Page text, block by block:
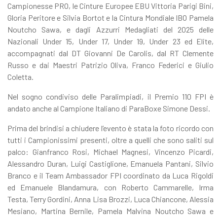
Campionesse PRO, le Cinture Europee EBU Vittoria Parigi Bini,
Gloria Peritore e Silvia Bortot e la Cintura Mondiale IBO Pamela
Noutcho Sawa, e dagli Azzurri Medagliati del 2025 delle
Nazionali Under 15, Under 17, Under 19, Under 23 ed Elite,
accompagnati dal DT Giovanni De Carolis, dal RT Clemente
Russo e dai Maestri Patrizio Oliva, Franco Federici e Giulio
Coletta.
Nel sogno condiviso delle Paralimpiadi, il Premio 110 FPI è
andato anche al Campione Italiano di ParaBoxe Simone Dessi.
Prima del brindisi a chiudere l’evento è stata la foto ricordo con
tutti i Campionissimi presenti, oltre a quelli che sono saliti sul
palco: Gianfranco Rosi, Michael Magnesi, Vincenzo Picardi,
Alessandro Duran, Luigi Castiglione, Emanuela Pantani, Silvio
Branco e il Team Ambassador FPI coordinato da Luca Rigoldi
ed Emanuele Blandamura, con Roberto Cammarelle, Irma
Testa, Terry Gordini, Anna Lisa Brozzi, Luca Chiancone, Alessia
Mesiano, Martina Bernile, Pamela Malvina Noutcho Sawa e